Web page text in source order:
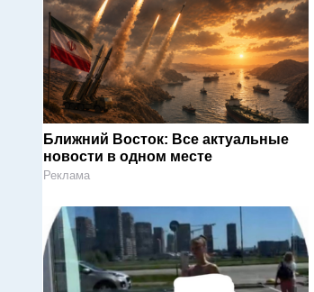
Ближний Восток: Все актуальные
новости в одном месте
Реклама